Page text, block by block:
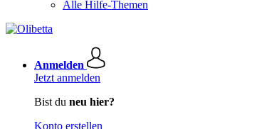
Alle Hilfe-Themen
Anmelden
Jetzt anmelden
Bist du neu hier?
Konto erstellen